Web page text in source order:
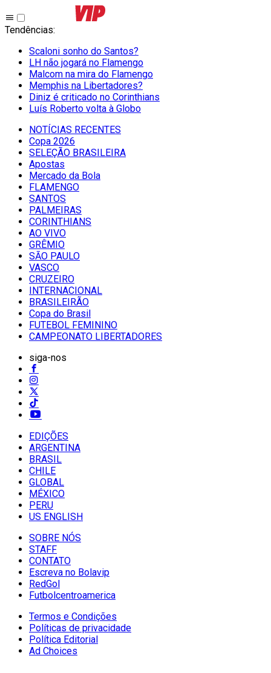
Tendências:
Scaloni sonho do Santos?
LH não jogará no Flamengo
Malcom na mira do Flamengo
Memphis na Libertadores?
Diniz é criticado no Corinthians
Luís Roberto volta à Globo
NOTÍCIAS RECENTES
Copa 2026
SELEÇÃO BRASILEIRA
Apostas
Mercado da Bola
FLAMENGO
SANTOS
PALMEIRAS
CORINTHIANS
AO VIVO
GRÊMIO
SĀO PAULO
VASCO
CRUZEIRO
INTERNACIONAL
BRASILEIRÃO
Copa do Brasil
FUTEBOL FEMININO
CAMPEONATO LIBERTADORES
siga-nos
EDIÇÕES
ARGENTINA
BRASIL
CHILE
GLOBAL
MÉXICO
PERU
US ENGLISH
SOBRE NÓS
STAFF
CONTATO
Escreva no Bolavip
RedGol
Futbolcentroamerica
Termos e Condições
Políticas de privacidade
Política Editorial
Ad Choices